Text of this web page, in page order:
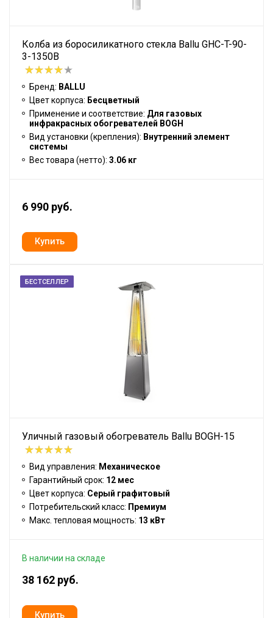
Колба из боросиликатного стекла Ballu GHC-T-90-
3-1350B
Бренд: BALLU
Цвет корпуса: Бесцветный
Применение и соответствие: Для газовых
инфракрасных обогревателей BOGH
Вид установки (крепления): Внутренний элемент
системы
Вес товара (нетто): 3.06 кг
6 990 руб.
БЕСТСЕЛЛЕР
Уличный газовый обогреватель Ballu BOGH-15
Вид управления: Механическое
Гарантийный срок: 12 мес
Цвет корпуса: Серый графитовый
Потребительский класс: Премиум
Макс. тепловая мощность: 13 кВт
В наличии на складе
38 162 руб.